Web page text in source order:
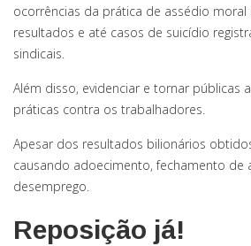
ocorrências da prática de assédio
resultados e até casos de suicídio
sindicais.
Além disso, evidenciar e tornar públicas
práticas contra os trabalhadores.
Apesar dos resultados bilionários
causando adoecimento, fechamento de
desemprego.
Reposição já!